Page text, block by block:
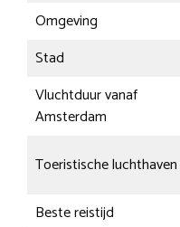
Omgeving
Stad
Vluchtduur vanaf
Amsterdam
Toeristische luchthaven
Beste reistijd